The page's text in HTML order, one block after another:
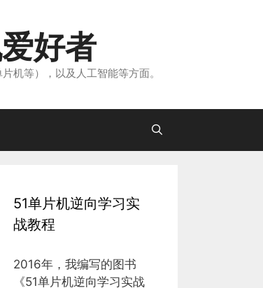
好者
机等），以及人工智能等方面。
51单片机逆向学习实
战教程
2016年，我编写的图书
《51单片机逆向学习实战